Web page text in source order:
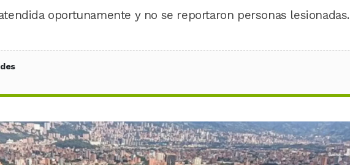
oportunamente y no se reportaron personas lesionadas.